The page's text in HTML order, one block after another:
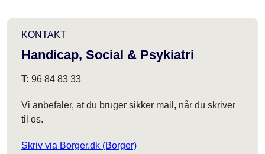
KONTAKT
Handicap, Social & Psykiatri
T: 96 84 83 33
Vi anbefaler, at du bruger sikker mail, når du skriver
til os.
Skriv via Borger.dk (Borger)